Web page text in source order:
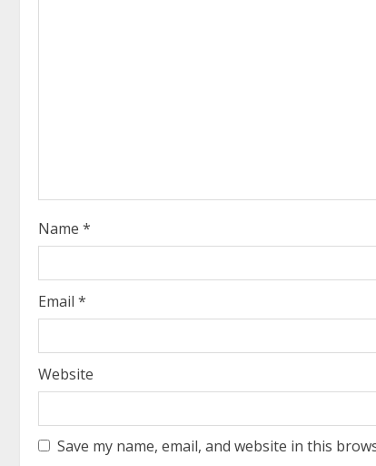
d
i
n
g
Name *
Email *
Website
Save my name, email, and website in this